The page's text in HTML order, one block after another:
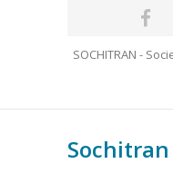
SOCHITRAN -
Sochitran